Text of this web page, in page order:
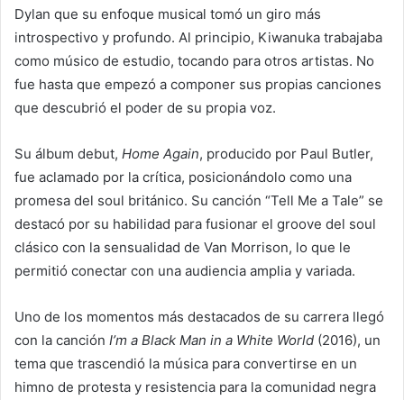
Dylan que su enfoque musical tomó un giro más
introspectivo y profundo. Al principio, Kiwanuka trabajaba
como músico de estudio, tocando para otros artistas. No
fue hasta que empezó a componer sus propias canciones
que descubrió el poder de su propia voz.
Su álbum debut, Home Again, producido por Paul Butler,
fue aclamado por la crítica, posicionándolo como una
promesa del soul británico. Su canción “Tell Me a Tale” se
destacó por su habilidad para fusionar el groove del soul
clásico con la sensualidad de Van Morrison, lo que le
permitió conectar con una audiencia amplia y variada.
Uno de los momentos más destacados de su carrera llegó
con la canción I’m a Black Man in a White World (2016), un
tema que trascendió la música para convertirse en un
himno de protesta y resistencia para la comunidad negra